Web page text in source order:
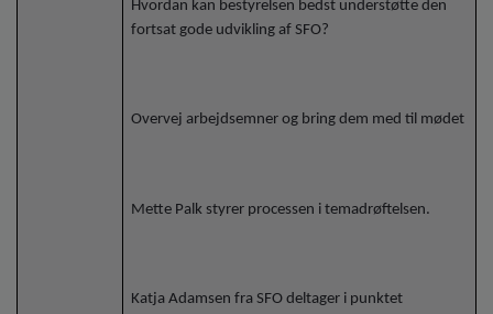
Hvordan kan bestyrelsen bedst understøtte den
fortsat gode udvikling af SFO?
Overvej arbejdsemner og bring dem med til mødet
Mette Palk styrer processen i temadrøftelsen.
Katja Adamsen fra SFO deltager i punktet